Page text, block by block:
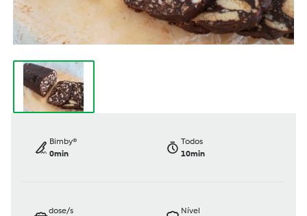
Bimby®
0min
Todos
10min
dose/s
Nível